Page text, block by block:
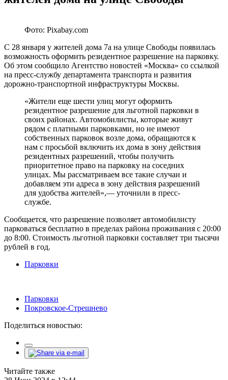
Фото: Pixabay.com
С 28 января у жителей дома 7а на улице Свободы появилась
возможность оформить резидентное разрешение на парковку.
Об этом сообщило Агентство новостей «Москва» со ссылкой
на пресс-службу департамента транспорта и развития
дорожно-транспортной инфраструктуры Москвы.
«Жители еще шести улиц могут оформить
резидентное разрешение для льготной парковки в
своих районах. Автомобилисты, которые живут
рядом с платными парковками, но не имеют
собственных парковок возле дома, обращаются к
нам с просьбой включить их дома в зону действия
резидентных разрешений, чтобы получить
приоритетное право на парковку на соседних
улицах. Мы рассматриваем все такие случаи и
добавляем эти адреса в зону действия разрешений
для удобства жителей»,— уточнили в пресс-
службе.
Сообщается, что разрешение позволяет автомобилисту
парковаться бесплатно в пределах района проживания с 20:00
до 8:00. Стоимость льготной парковки составляет три тысячи
рублей в год.
Парковки
Парковки
Покровское-Стрешнево
Поделиться новостью:
Читайте также